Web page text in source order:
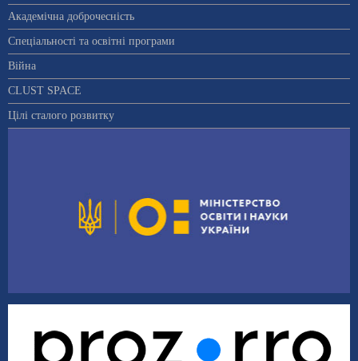
Академічна доброчесність
Спеціальності та освітні програми
Війна
CLUST SPACE
Цілі сталого розвитку